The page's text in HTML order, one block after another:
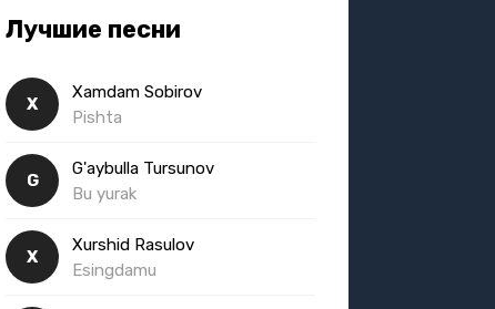
Лучшие песни
X
Xamdam Sobirov
Pishta
G
G'aybulla Tursunov
Bu yurak
X
Xurshid Rasulov
Esingdamu